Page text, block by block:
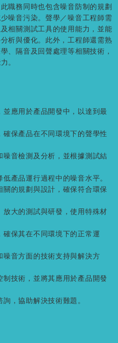
職務同時也包含噪音防制的規劃
噪音污染。聲學／噪音工程師需
相關測試工具的使用能力，並能
析與優化。此外，工程師還需熟
、隔音及回聲處理等相關技術，
。
應用於產品開發中，以達到最
保產品在不同環境下的聲學性
音檢測及分析，並根據測試結
產品運行過程中的噪音水平。
的規劃與設計，確保符合環保
大的測試與研發，使用特殊材
保其在不同環境下的正常運
噪音方面的技術支持與解決方
技術，並將其應用於產品開發
，協助解決技術難題。